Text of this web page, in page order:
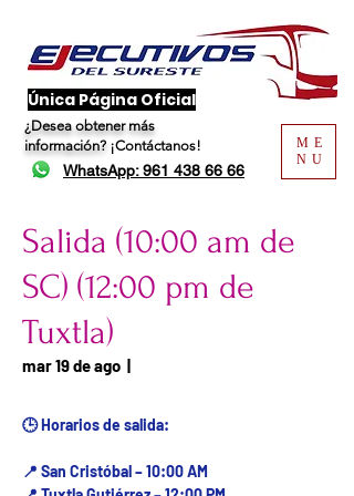
​Única Página Oficial
¿Desea obtener más
información? ¡Contáctanos!
WhatsApp: 961 438 66 66
ME
NU
Salida (10:00 am de
SC) (12:00 pm de
Tuxtla)
mar 19 de ago
  |
🕒 Horarios de salida:
📍 San Cristóbal – 10:00 AM